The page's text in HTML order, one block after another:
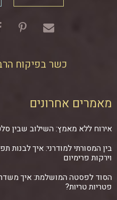
כשר בפיקוח
מאמרים אחרונים
אירוח ללא מאמץ: השילוב שבין
בין המסורתי למודרני: איך
וירקות פרימיום
הסוד לפסטה המושלמת: איך
פטריות טריות?